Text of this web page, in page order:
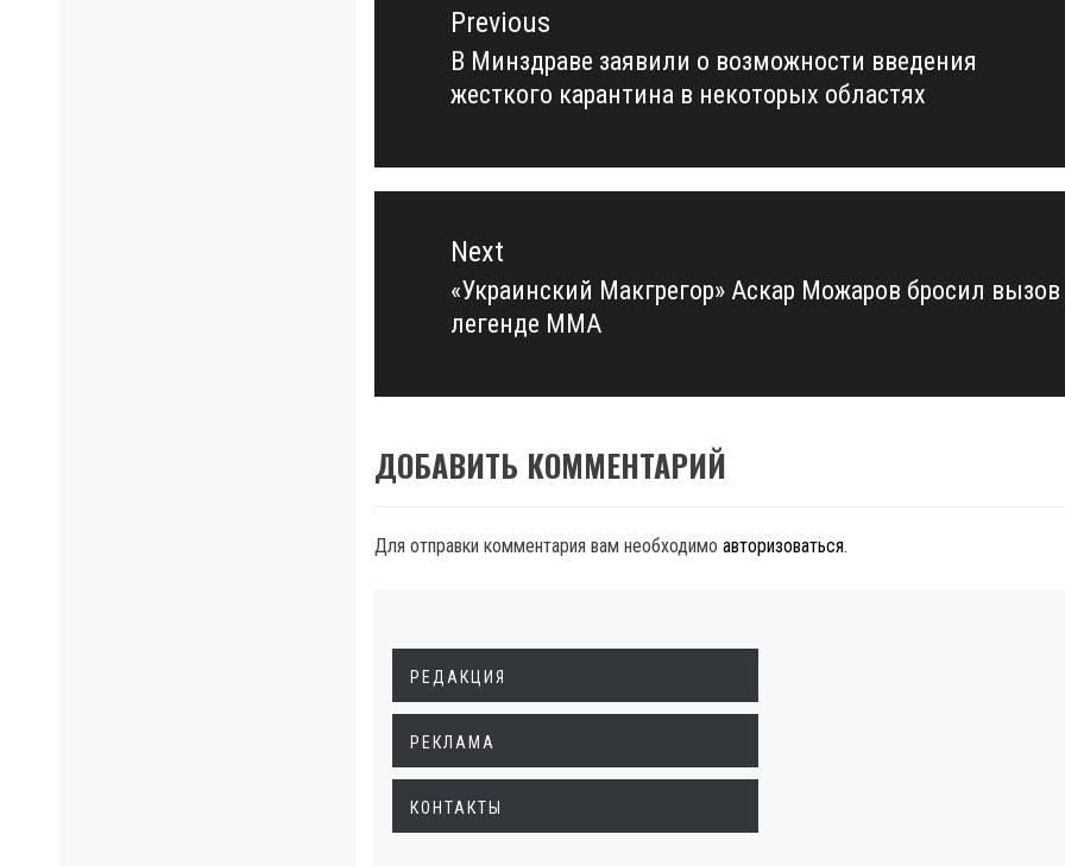
записямPrevious
Previous
post:
В Минздраве заявили о возможности введения
жесткого карантина в некоторых областях
Next
Next
post:
«Украинский Макгрегор» Аскар Можаров бросил вызов
легенде ММА
ДОБАВИТЬ КОММЕНТАРИЙ
Для отправки комментария вам необходимо авторизоваться.
РЕДАКЦИЯ
РЕКЛАМА
КОНТАКТЫ